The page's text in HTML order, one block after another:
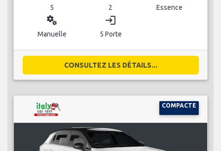
5 2 Essence
miscellaneous_services
Manuelle
login
5 Porte
CONSULTEZ LES DÉTAILS...
COMPACTE